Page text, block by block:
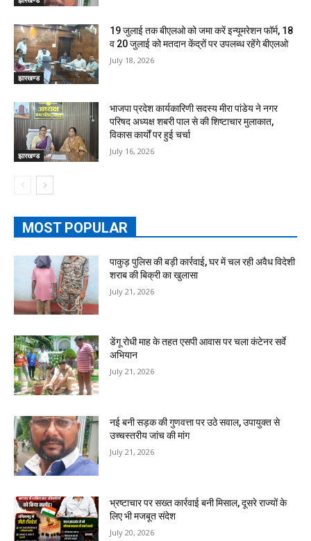
झारखण्ड
19 जुलाई तक बीएलओ को जमा करें इन्यूमरेशन फॉर्म, 18
व 20 जुलाई को मतदान केंद्रों पर उपलब्ध रहेंगे बीएलओ
July 18, 2026
झारखण्ड
भाजपा प्रदेश कार्यकारिणी सदस्य मीरा पांडेय ने नगर
परिषद अध्यक्ष शबरी पाल से की शिष्टाचार मुलाकात,
विकास कार्यों पर हुई चर्चा
July 16, 2026
MOST POPULAR
पाकुड़ पुलिस की बड़ी कार्रवाई, घर में चल रही अवैध विदेशी
शराब की बिक्री का खुलासा
July 21, 2026
डेंगू रोधी माह के तहत एसपी आवास पर चला कंटेनर सर्वे
अभियान
July 21, 2026
नई बनी सड़क की गुणवत्ता पर उठे सवाल, उपायुक्त से
उच्चस्तरीय जांच की मांग
July 21, 2026
भ्रष्टाचार पर सख्त कार्रवाई बनी मिसाल, दूसरे राज्यों के
लिए भी मजबूत संदेश
July 20, 2026